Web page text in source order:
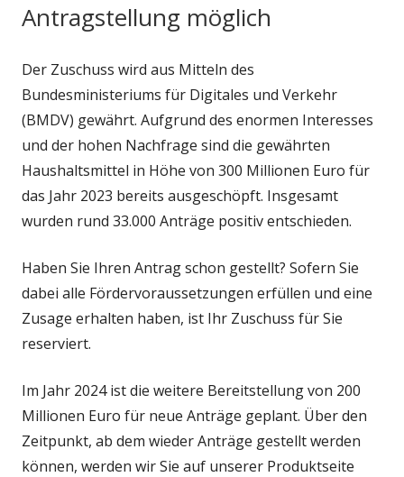
Antragstellung möglich
Der Zuschuss wird aus Mitteln des
Bundes­ministeriums für Digitales und Ver­kehr
(BMDV) gewährt. Aufgrund des enormen Interesses
und der hohen Nach­frage sind die gewährten
Haus­halts­mittel in Höhe von 300 Millionen Euro für
das Jahr 2023 bereits ausgeschöpft. Insgesamt
wurden rund 33.000 Anträge positiv entschieden.
Haben Sie Ihren Antrag schon gestellt? Sofern Sie
dabei alle Förder­voraus­setzungen erfüllen und eine
Zu­sage erhalten haben, ist Ihr Zuschuss für Sie
reserviert.
Im Jahr 2024 ist die weitere Bereitstellung von 200
Millionen Euro für neue Anträge geplant. Über den
Zeitpunkt, ab dem wieder Anträge gestellt werden
können, werden wir Sie auf unserer Produktseite